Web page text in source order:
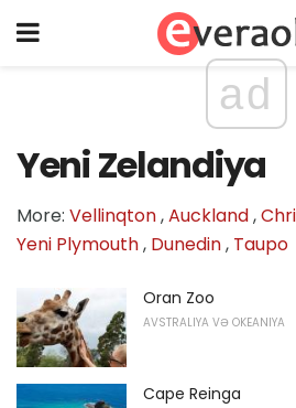
ad
Yeni Zelandiya
More: Vellinqton,Auckland,
Yeni Plymouth, Dunedin, Taupo
Oran Zoo
AVSTRALIYA VƏ OKEANIYA
Cape Reinga